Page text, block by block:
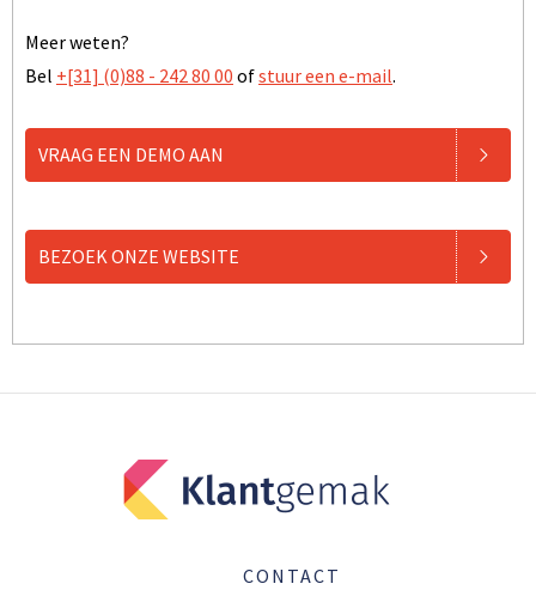
Meer weten?
Bel +[31] (0)88 - 242 80 00 ofstuur een e-mail.
VRAAG EEN DEMO AAN
BEZOEK ONZE WEBSITE
CONTACT